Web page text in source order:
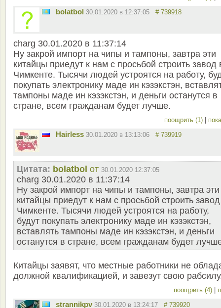
bolatbol 30.01.2020 в 12:37:05 # 739918
charg 30.01.2020 в 11:37:14
Ну закрой импорт на чипы и тампоны, завтра эти
китайцы приедут к нам с просьбой строить завод
Чимкенте. Тысячи людей устроятся на работу,
покупать электронику маде ин кэзэкстэн,
тампоны маде ин кэзэкстэн, и деньги останутся в
стране, всем гражданам будет лучше.
поощрить (1)
Hairless 30.01.2020 в 13:13:06 # 739919
Цитата: bolatbol от 30.01.2020 12:37:05
charg 30.01.2020 в 11:37:14
Ну закрой импорт на чипы и тампоны, завтра эти
китайцы приедут к нам с просьбой строить
Чимкенте. Тысячи людей устроятся на работу,
будут покупать электронику маде ин кэзэкстэн,
вставлять тампоны маде ин кэзэкстэн, и деньги
останутся в стране, всем гражданам будет
Китайцы заявят, что местные работники не
должной квалификацией, и завезут свою
поощрить (4)
strannikpv 30.01.2020 в 13:24:17 # 739920